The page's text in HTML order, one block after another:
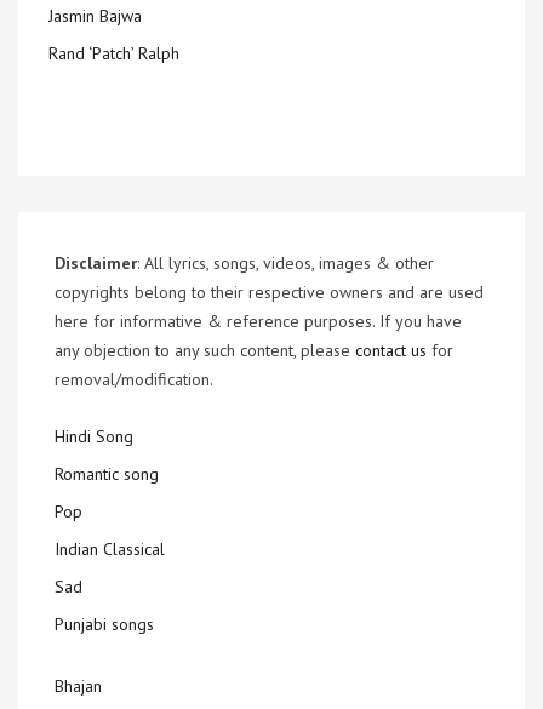
Jasmin Bajwa
Rand ‘Patch’ Ralph
Disclaimer: All lyrics, songs, videos, images & other
copyrights belong to their respective owners and are used
here for informative & reference purposes. If you have
any objection to any such content, please contact us for
removal/modification.
Hindi Song
Romantic song
Pop
Indian Classical
Sad
Punjabi songs
Bhajan